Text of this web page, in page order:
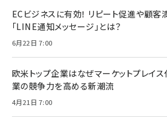
ECビジネスに有効！ リピート促進や顧
「LINE通知メッセージ」とは？
6月22日 7:00
欧米トップ企業はなぜマーケットプレイ
業の競争力を高める新潮流
4月21日 7:00